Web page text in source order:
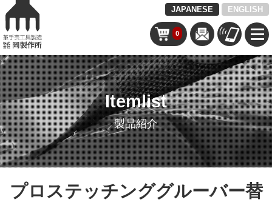
JAPANESE ENGLISH
0
Itemlist
製品紹介
プロステッチンググルーバー替